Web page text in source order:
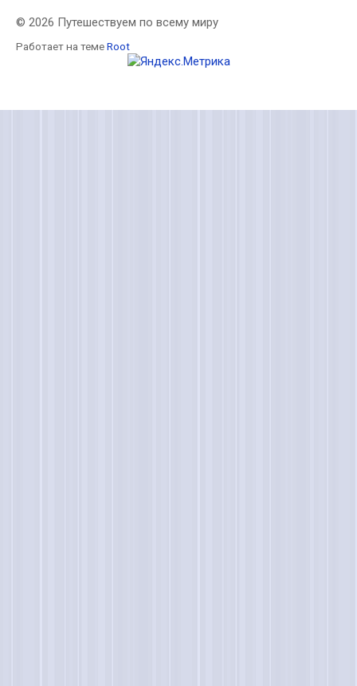
© 2026 Путешествуем по всему миру
Работает на темеRoot